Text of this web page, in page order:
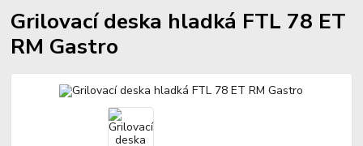
Grilovací deska hladká FTL 78 ET
RM Gastro